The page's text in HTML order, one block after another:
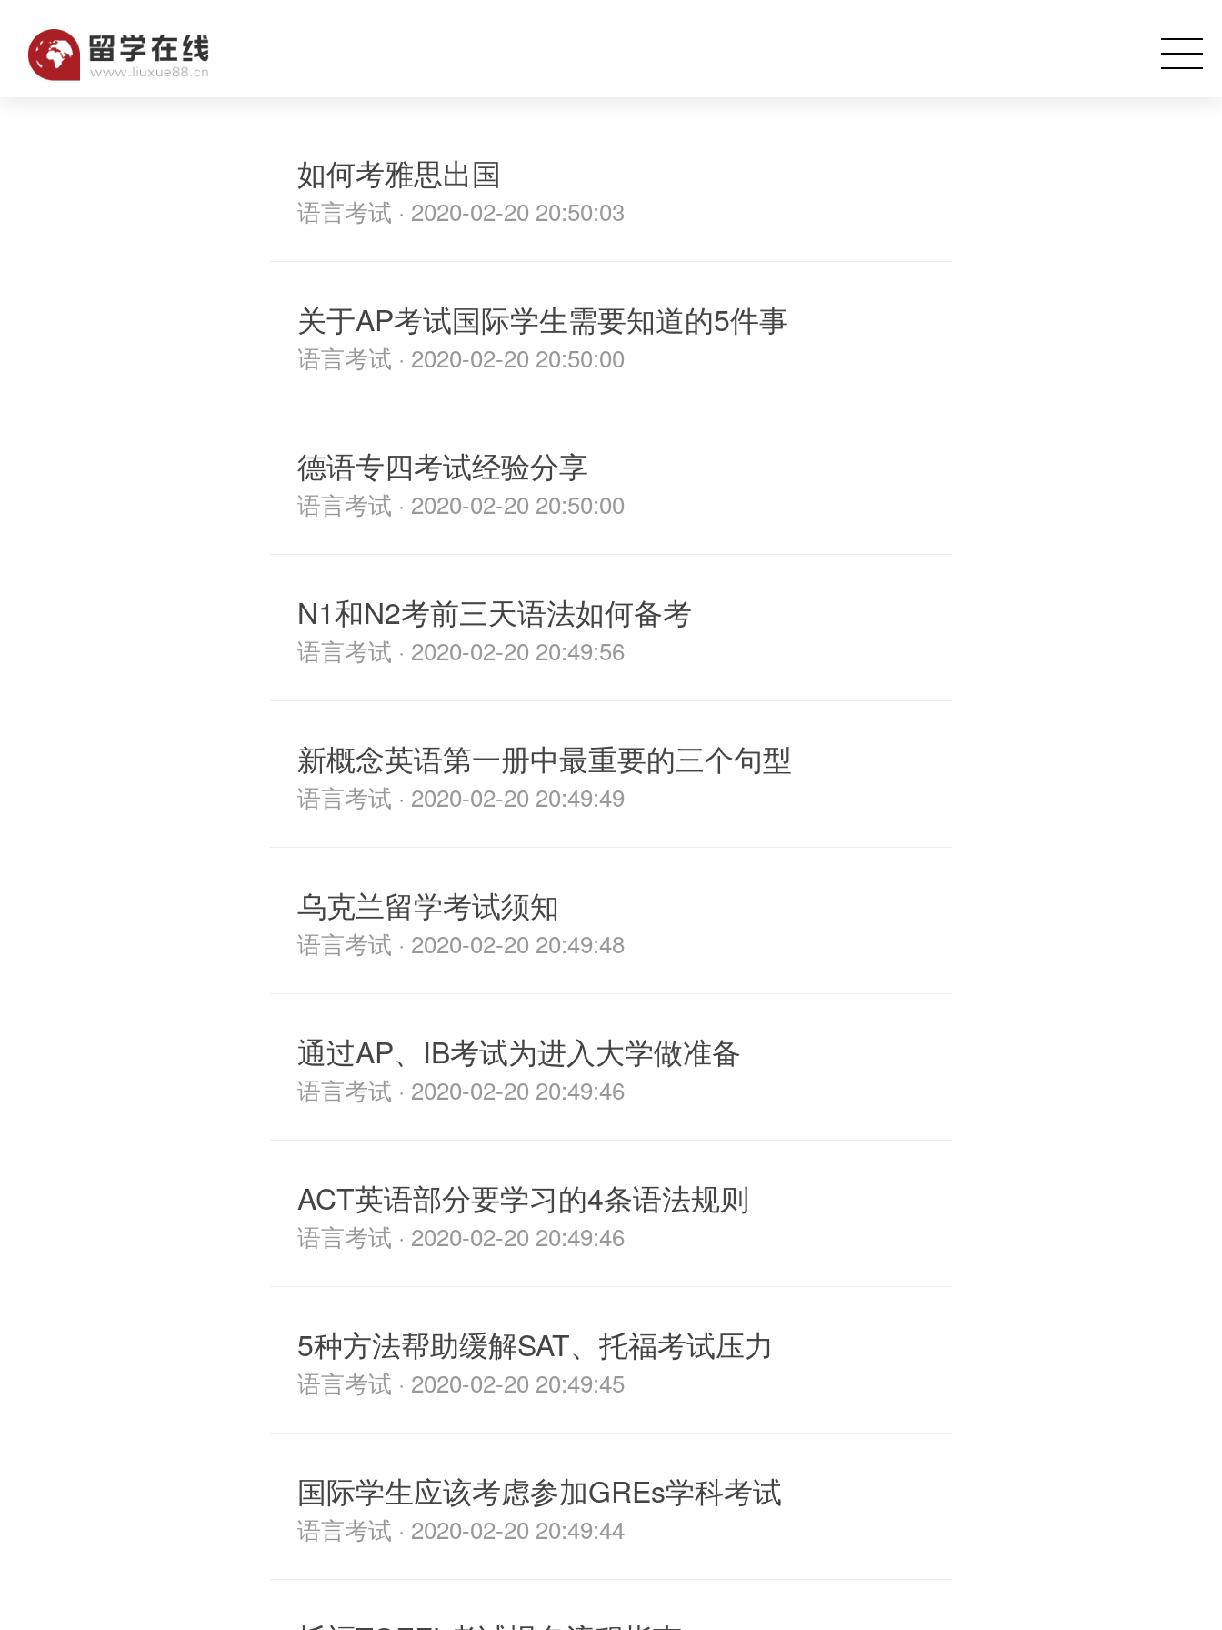
如何考雅思出国
语言考试 · 2020-02-20 20:50:03
关于AP考试国际学生需要知道的5件事
语言考试 · 2020-02-20 20:50:00
德语专四考试经验分享
语言考试 · 2020-02-20 20:50:00
N1和N2考前三天语法如何备考
语言考试 · 2020-02-20 20:49:56
新概念英语第一册中最重要的三个句型
语言考试 · 2020-02-20 20:49:49
乌克兰留学考试须知
语言考试 · 2020-02-20 20:49:48
通过AP、IB考试为进入大学做准备
语言考试 · 2020-02-20 20:49:46
ACT英语部分要学习的4条语法规则
语言考试 · 2020-02-20 20:49:46
5种方法帮助缓解SAT、托福考试压力
语言考试 · 2020-02-20 20:49:45
国际学生应该考虑参加GREs学科考试
语言考试 · 2020-02-20 20:49:44